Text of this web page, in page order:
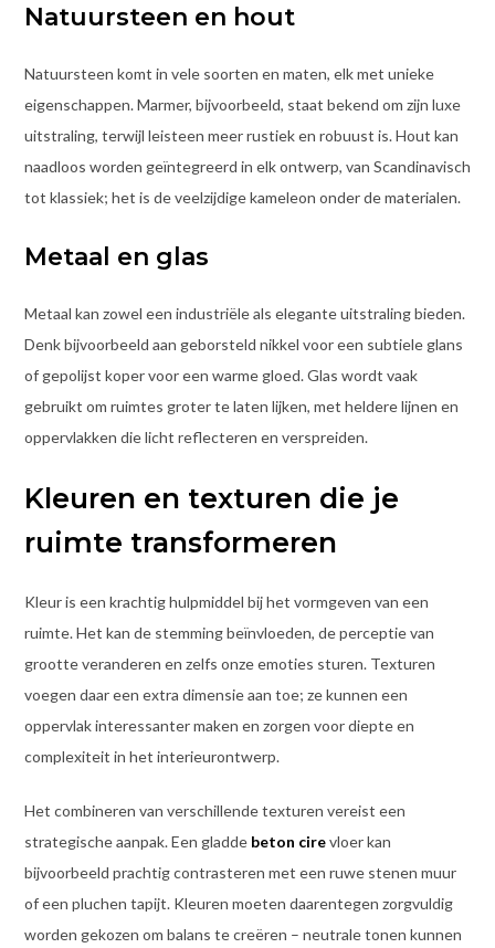
Natuursteen en hout
Natuursteen komt in vele soorten en maten, elk met unieke
eigenschappen. Marmer, bijvoorbeeld, staat bekend om zijn luxe
uitstraling, terwijl leisteen meer rustiek en robuust is. Hout kan
naadloos worden geïntegreerd in elk ontwerp, van Scandinavisch
tot klassiek; het is de veelzijdige kameleon onder de materialen.
Metaal en glas
Metaal kan zowel een industriële als elegante uitstraling bieden.
Denk bijvoorbeeld aan geborsteld nikkel voor een subtiele glans
of gepolijst koper voor een warme gloed. Glas wordt vaak
gebruikt om ruimtes groter te laten lijken, met heldere lijnen en
oppervlakken die licht reflecteren en verspreiden.
Kleuren en texturen die je
ruimte transformeren
Kleur is een krachtig hulpmiddel bij het vormgeven van een
ruimte. Het kan de stemming beïnvloeden, de perceptie van
grootte veranderen en zelfs onze emoties sturen. Texturen
voegen daar een extra dimensie aan toe; ze kunnen een
oppervlak interessanter maken en zorgen voor diepte en
complexiteit in het interieurontwerp.
Het combineren van verschillende texturen vereist een
strategische aanpak. Een gladde beton cirevloer kan
bijvoorbeeld prachtig contrasteren met een ruwe stenen muur
of een pluchen tapijt. Kleuren moeten daarentegen zorgvuldig
worden gekozen om balans te creëren – neutrale tonen kunnen